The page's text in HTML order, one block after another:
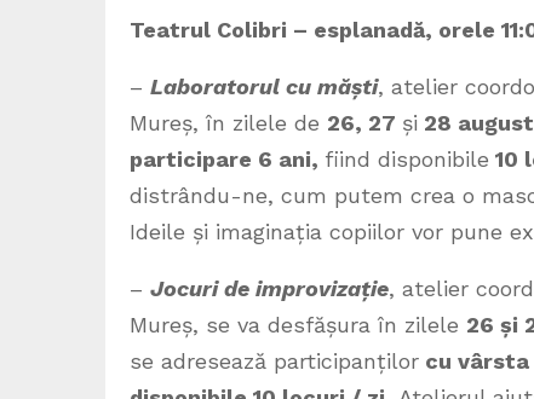
Teatrul Colibri – esplanadă, orele
– Laboratorul cu măști, atelier
Mureș, în zilele de 26, 27 și 28 august
participare 6 ani, fiind disponibile 10
distrându-ne, cum putem crea o
Ideile și imaginația copiilor vor pune
– Jocuri de improvizație, atelier
Mureș, se va desfășura în zilele 26 și
se adresează participanților cu vârsta